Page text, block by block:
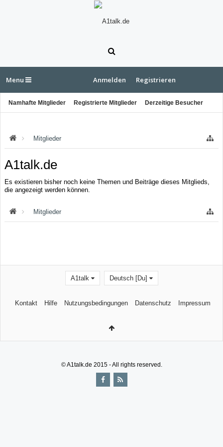
Menu
Namhafte Mitglieder Registrierte Mitglieder Derzeitige Besucher
Anmelden Registrieren
Mitglieder
A1talk.de
Es existieren bisher noch keine Themen und Beiträge dieses Mitglieds,
die angezeigt werden können.
Mitglieder
A1talk Deutsch [Du]
Kontakt Hilfe Nutzungsbedingungen Datenschutz Impressum
© A1talk.de 2015 - All rights reserved.